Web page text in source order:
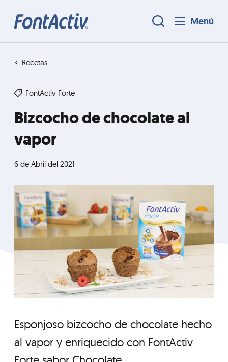
Menú
Recetas
FontActiv Forte
Bizcocho de chocolate al
vapor
6 de Abril del 2021
Esponjoso bizcocho de chocolate hecho
al vapor y enriquecido con FontActiv